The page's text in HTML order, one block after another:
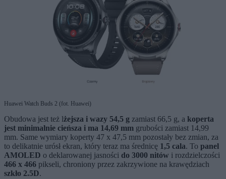
Huawei Watch Buds 2 (fot. Huawei)
Obudowa jest też lżejsza i wazy 54,5 g zamiast 66,5 g, a koperta
jest minimalnie cieńsza i ma 14,69 mm grubości zamiast 14,99
mm. Same wymiary koperty 47 x 47,5 mm pozostały bez zmian, za
to delikatnie urósł ekran, który teraz ma średnicę 1,5 cala. To panel
AMOLED o deklarowanej jasności do 3000 nitów i rozdzielczości
466 x 466 pikseli, chroniony przez zakrzywione na krawędziach
szkło 2.5D.